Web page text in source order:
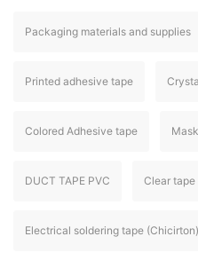
Packaging materials and supplies
Printed adhesive tape
Colored Adhesive tape
DUCT TAPE PVC Clear tape
Electrical soldering tape (Chicirton)